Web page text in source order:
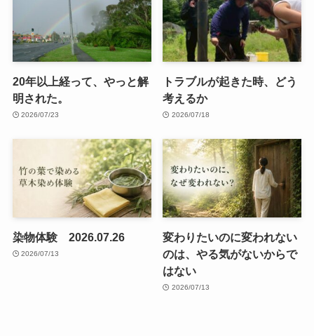
20年以上経って、やっと解
明された。
2026/07/23
トラブルが起きた時、どう
考えるか
2026/07/18
染物体験 2026.07.26
2026/07/13
変わりたいのに変われない
のは、やる気がないからで
はない
2026/07/13